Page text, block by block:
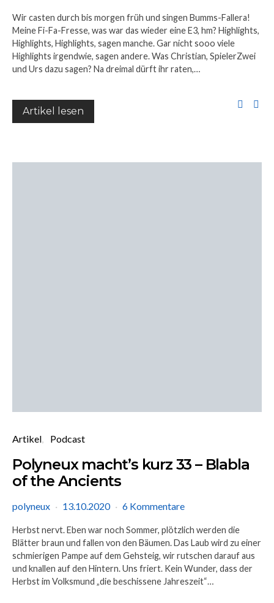
Wir casten durch bis morgen früh und singen Bumms-Fallera!
Meine Fi-Fa-Fresse, was war das wieder eine E3, hm? Highlights,
Highlights, Highlights, sagen manche. Gar nicht sooo viele
Highlights irgendwie, sagen andere. Was Christian, SpielerZwei
und Urs dazu sagen? Na dreimal dürft ihr raten,…
Artikel lesen
Artikel Podcast
Polyneux macht’s kurz 33 – Blabla
of the Ancients
polyneux 13.10.2020 6 Kommentare
Herbst nervt. Eben war noch Sommer, plötzlich werden die
Blätter braun und fallen von den Bäumen. Das Laub wird zu einer
schmierigen Pampe auf dem Gehsteig, wir rutschen darauf aus
und knallen auf den Hintern. Uns friert. Kein Wunder, dass der
Herbst im Volksmund „die beschissene Jahreszeit“…